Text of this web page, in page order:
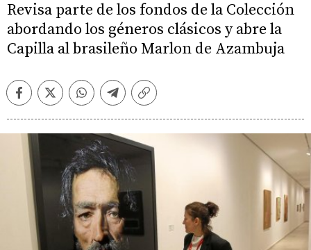
Revisa parte de los fondos de la Colección
abordando los géneros clásicos y abre la
Capilla al brasileño Marlon de Azambuja
FacebookTwitterWhatsappTelegramCopiar